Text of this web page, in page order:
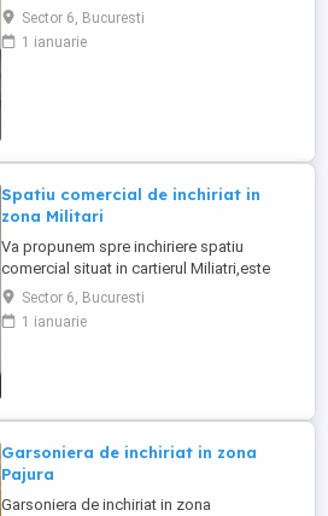
situat la etajul 2 al unui imobil construit in
anul 1990. Dispune de loc de parcare in
fata blocului.
Sector 6, Bucuresti
1 ianuarie
Spatiu comercial de inchiriat in
zona Militari
Va propunem spre inchiriere spatiu
comercial situat in cartierul Miliatri,este
intr-o zona circulata perfect pentru o mica
afacere. Dispune de o suprafata utila de
67mp,situat la parterul lui bloc. Pentru mai
Sector 6, Bucuresti
1 ianuarie
Garsoniera de inchiriat in zona
Pajura
Garsoniera de inchiriat in zona